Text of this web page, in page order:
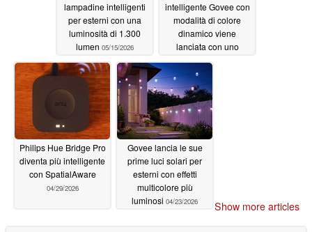
In combinazione con un sensore di immagine 1080p ad
alto rapporto segnale/rumore che opera a 30fps, il
sistema cattura ombre più pulite con un rumore ridotto e
un contrasto più forte - così, quando un tramonto sfuma
verso il crepuscolo in un documentario, la luce dietro il
televisore segue ogni sfumatura in tempo reale.
Mappatura intelligente del colore a più zone, per creare
un'estensione naturale del suo schermo
lampadine intelligenti
per esterni con una
luminosità di 1.300
lumen 05/15/2026
intelligente Govee con
modalità di colore
dinamico viene
lanciata con uno
05/07/2026
Philips Hue Bridge Pro
diventa più intelligente
con SpatialAware
04/29/2026
Govee lancia le sue
prime luci solari per
esterni con effetti
multicolore più
luminosi 04/23/2026 Show more articles